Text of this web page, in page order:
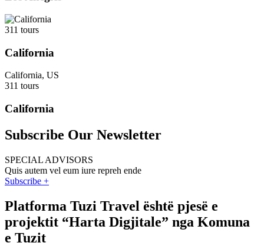
311 tours
California
California, US
311 tours
California
Subscribe Our Newsletter
SPECIAL ADVISORS
Quis autem vel eum iure repreh ende
Subscribe +
Platforma Tuzi Travel është pjesë e
projektit “Harta Digjitale” nga Komuna
e Tuzit